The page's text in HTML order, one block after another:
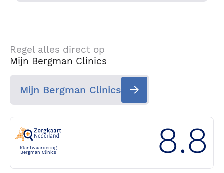
Regel alles direct op
Mijn Bergman Clinics
Mijn Bergman Clinics
Klantwaardering
Bergman Clinics
8.8